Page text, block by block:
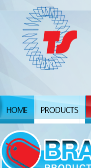
HOME PRODUCTS